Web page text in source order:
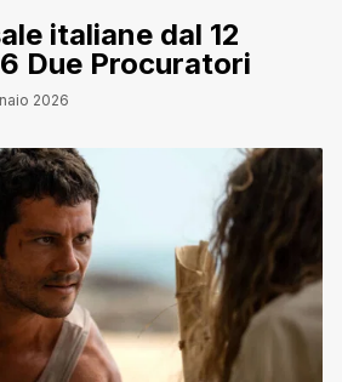
italiane dal 12
Due Procuratori
2026